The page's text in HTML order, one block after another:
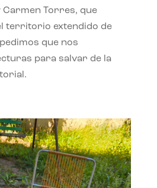
Carmen Torres, que
territorio extendido de
que nos
para salvar de la